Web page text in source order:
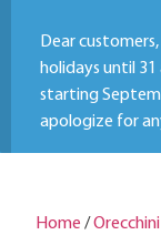
Dear
holidays until 31
starting
apologize for
Home /Orecchini